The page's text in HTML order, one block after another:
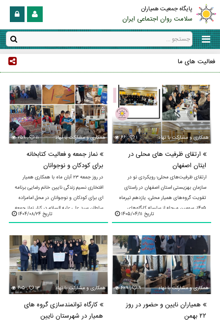
پایگاه جمعیت همیاران
سلامت روان اجتماعی ایران
فعالیت های ما
۶۶ , ۱
همکاری و مشارکت با نهادهای محلی و استانی
ارتقای ظرفیت های محلی در
ایتان اصفهان
ارتقای ظرفیت‌های محلی؛ رویکردی نو در
سازمان بهزیستی استان اصفهان در راستای
تقویت گروه‌های همیار محلی، یازدهم تیرماه
۱۴۰۵، سومین مرحله از سلسله کارگاه‌های
تاریخ ۱۴۰۵/۰۴/۱۱
۲۵۹ , ۱۱
همکاری و مشارکت با نهادهای محلی و استانی
نماز جمعه و فعالیت کتابخانه
برای کودکان و نوجوانان
در روز جمعه ۲۳ آبان ماه با همکاری همیار
افتخاری نسیم زندگی نایین خانم رضایی برنامه
ای برای کودکان و نوجوانان در محل امامزاده
سلطان سید علی علیه السلام در کنار نماز جمعه
تاریخ ۱۴۰۴/۰۸/۲۴
۴۲۹ , ۹
همکاری و مشارکت با نهادهای محلی و استانی
همیاران نایین و حضور در روز
۲۲ بهمن
۶۰۵ , ۱۳
همکاری و مشارکت با نهادهای محلی و استانی
کارگاه توانمندسازی گروه های
همیار در شهرستان نایین